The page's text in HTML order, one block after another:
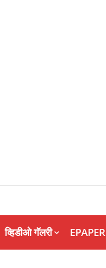
व्हिडीओ गॅलरी EPAPER